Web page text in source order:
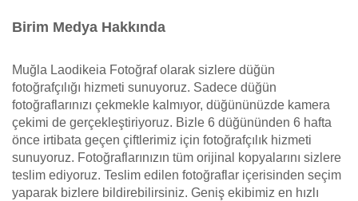
Birim Medya Hakkında
Muğla Laodikeia Fotoğraf olarak sizlere düğün
fotoğrafçılığı hizmeti sunuyoruz. Sadece düğün
fotoğraflarınızı çekmekle kalmıyor, düğününüzde kamera
çekimi de gerçekleştiriyoruz. Bizle 6 düğününden 6 hafta
önce irtibata geçen çiftlerimiz için fotoğrafçılık hizmeti
sunuyoruz. Fotoğraflarınızın tüm orijinal kopyalarını sizlere
teslim ediyoruz. Teslim edilen fotoğraflar içerisinden seçim
yaparak bizlere bildirebilirsiniz. Geniş ekibimiz en hızlı